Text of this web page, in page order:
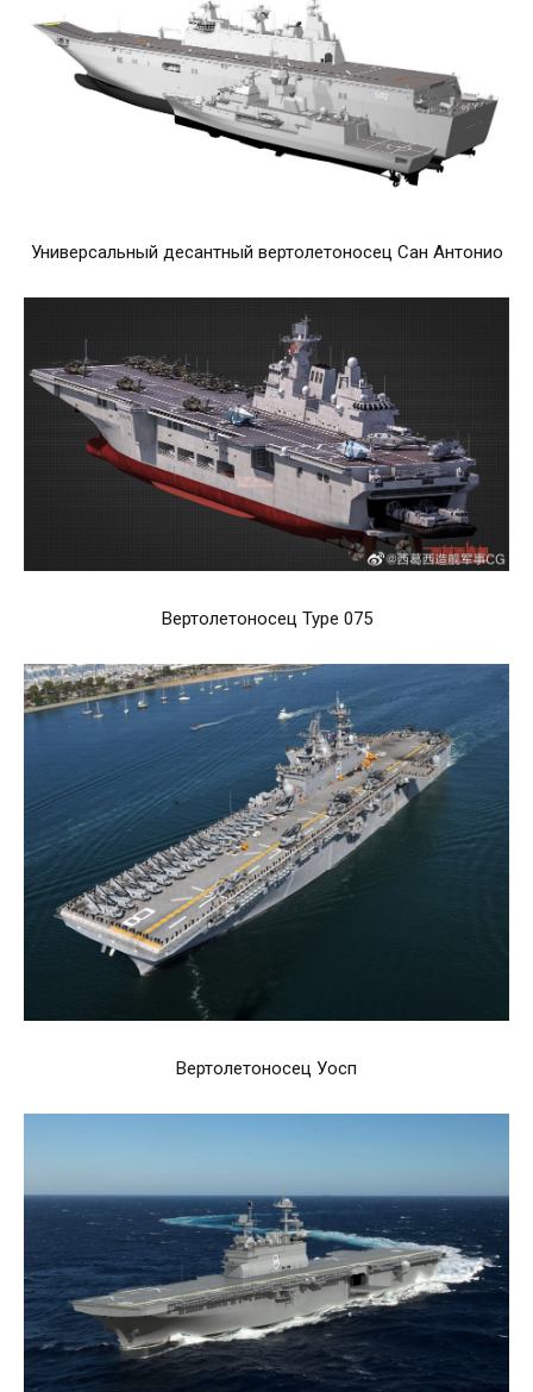
Универсальный десантный вертолетоносец Сан Антонио
Вертолетоносец Type 075
Вертолетоносец Уосп